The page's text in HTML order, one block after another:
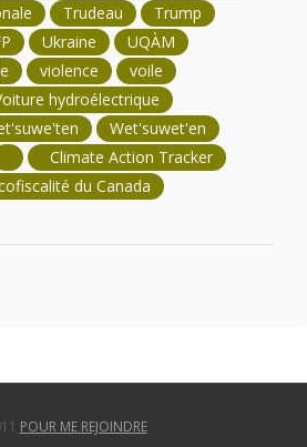
Trudeau
Trump
Ukraine
UQÀM
violence
voile
hydroélectrique
Wet'suwet'en
Climate Action Tracker
du Canada
POUR ME REJOINDRE